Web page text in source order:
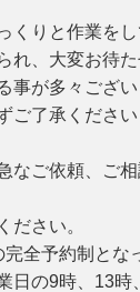
くりと作業を
れ、大変お待
事が多々ござ
ご了承ください
なご依頼、ご
ださい。
全予約制とな
日の9時、13時